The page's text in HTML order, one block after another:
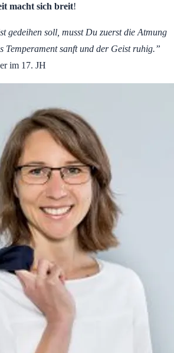
macht sich breit!
gedeihen soll, musst Du zuerst die Atmung
sanft und der Geist ruhig.”
im 17. JH